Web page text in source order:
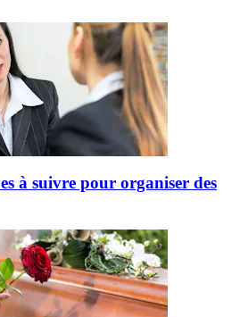
à suivre pour organiser des